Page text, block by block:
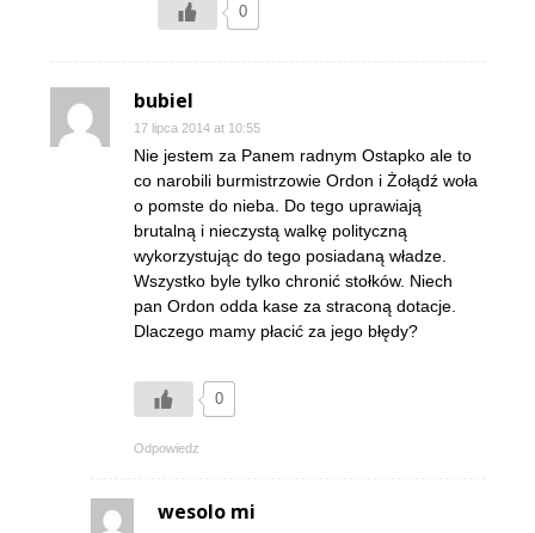
0
bubiel
17 lipca 2014 at 10:55
Nie jestem za Panem radnym Ostapko ale to
co narobili burmistrzowie Ordon i Żołądź woła
o pomste do nieba. Do tego uprawiają
brutalną i nieczystą walkę polityczną
wykorzystując do tego posiadaną władze.
Wszystko byle tylko chronić stołków. Niech
pan Ordon odda kase za straconą dotacje.
Dlaczego mamy płacić za jego błędy?
0
Odpowiedz
wesolo mi